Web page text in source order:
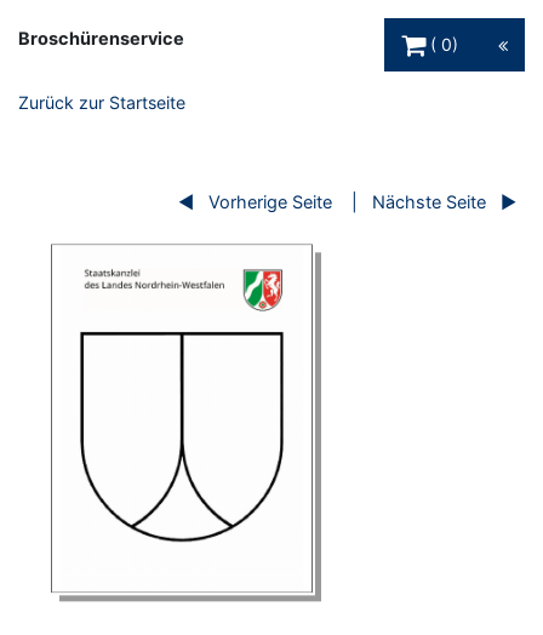
Broschürenservice
0
Zurück zur Startseite
Vorherige Seite Nächste Seite